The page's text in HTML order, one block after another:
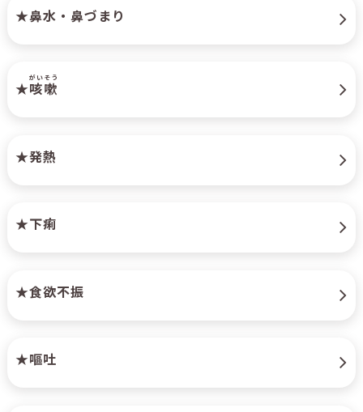
★鼻水・鼻づまり
★咳嗽
がいそう
★発熱
★下痢
★食欲不振
★嘔吐